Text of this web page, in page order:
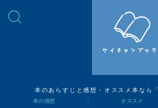
本のあらすじと感想・オススメ本なら
本の感想 オススメ